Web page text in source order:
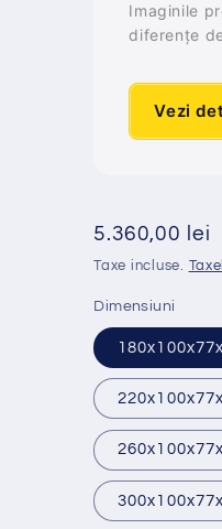
Imaginile
diferențe
Vezi
Preț
obișnuit
5.360,00 lei
Taxe incluse.
Dimensiuni